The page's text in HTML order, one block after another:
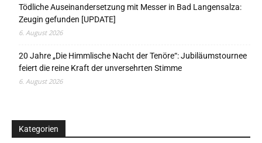
Tödliche Auseinandersetzung mit Messer in Bad Langensalza:
Zeugin gefunden [UPDATE]
6. August 2026
20 Jahre „Die Himmlische Nacht der Tenöre“: Jubiläumstournee
feiert die reine Kraft der unversehrten Stimme
6. August 2026
Kategorien